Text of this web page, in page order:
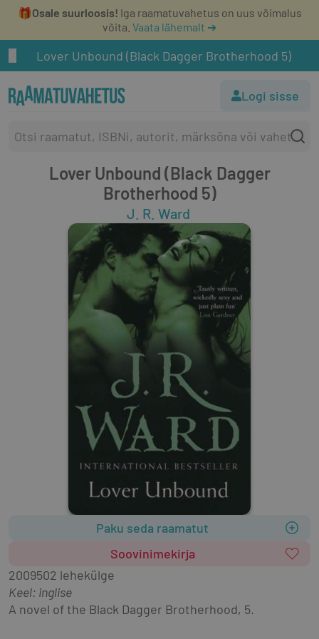
🎁Osale suurloosis! Iga raamatuvahetus on uus võimalus
võita. Vaata lähemalt ➔
Lover Unbound (Black Dagger Brotherhood 5)
Logi sisse
Lover Unbound (Black Dagger
Brotherhood 5)
J. R. Ward
Paku seda raamatut
Soovinimekirja
2009502 lehekülge
Keel: inglise
A novel of the Black Dagger Brotherhood, 5.